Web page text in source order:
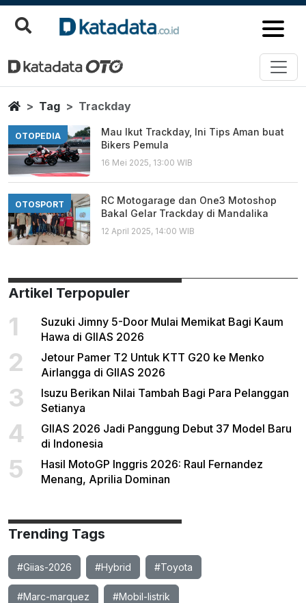
Trackday
Berita Terbaru
HomeTag Trackday
OTOPEDIA
Mau Ikut Trackday, Ini Tips Aman buat
Bikers Pemula
16 Mei 2025, 13:00 WIB
OTOSPORT
RC Motogarage dan One3 Motoshop
Bakal Gelar Trackday di Mandalika
12 April 2025, 14:00 WIB
Artikel Terpopuler
1
Suzuki Jimny 5-Door Mulai Memikat Bagi Kaum
Hawa di GIIAS 2026
2
Jetour Pamer T2 Untuk KTT G20 ke Menko
Airlangga di GIIAS 2026
3
Isuzu Berikan Nilai Tambah Bagi Para Pelanggan
Setianya
4
GIIAS 2026 Jadi Panggung Debut 37 Model Baru
di Indonesia
5
Hasil MotoGP Inggris 2026: Raul Fernandez
Menang, Aprilia Dominan
Trending Tags
#Giias-2026 #Hybrid #Toyota
#Marc-marquez #Mobil-listrik